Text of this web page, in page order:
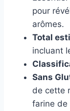
pour
arômes.
Total
incluant
Sans
de cette
farine de